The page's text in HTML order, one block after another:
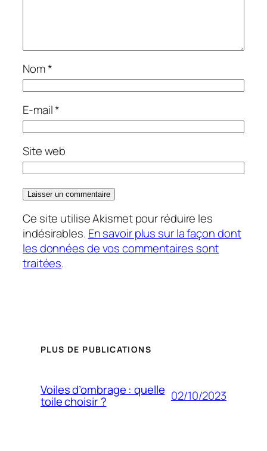
Nom*
E-mail*
Site web
Ce site utilise Akismet pour réduire les
indésirables. En savoir plus sur la façon dont
les données de vos commentaires sont
traitées.
PLUS DE PUBLICATIONS
Voiles d’ombrage : quelle
toile choisir ? 02/10/2023